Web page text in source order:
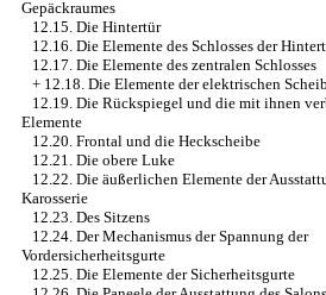
Gepäckraumes
12.15. Die Hintertür
12.16. Die Elemente des Schlosses der
12.17. Die Elemente des zentralen Schlosses
+ 12.18. Die Elemente der elektrischen
12.19. Die Rückspiegel und die mit ihnen
Elemente
12.20. Frontal und die Heckscheibe
12.21. Die obere Luke
12.22. Die äußerlichen Elemente der
Karosserie
12.23. Des Sitzens
12.24. Der Mechanismus der Spannung der
Vordersicherheitsgurte
12.25. Die Elemente der Sicherheitsgurte